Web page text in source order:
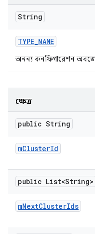
String
TYPE_NAME
অনন্য কনফিগারেশন
ক্ষেত্র
public String
mClusterId
public List<String>
mNextClusterIds